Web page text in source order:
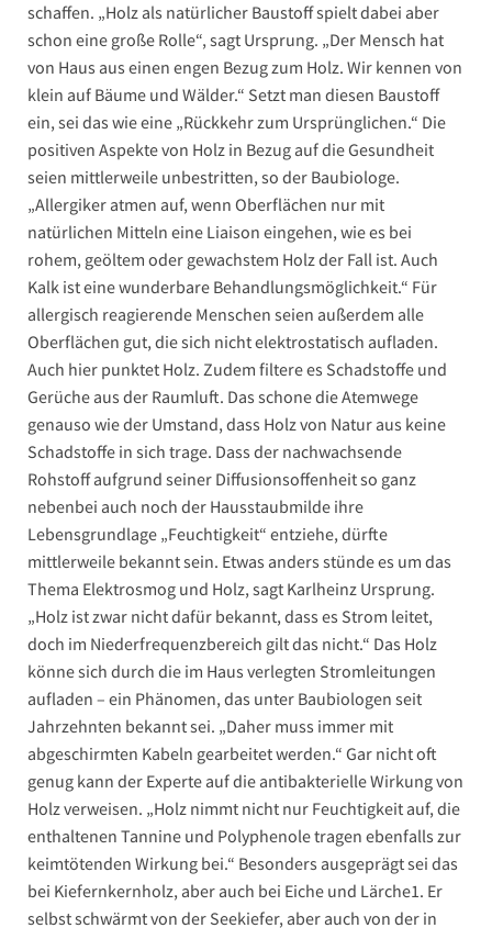
schaffen. „Holz als natürlicher Baustoff spielt dabei aber
schon eine große Rolle“, sagt Ursprung. „Der Mensch hat
von Haus aus einen engen Bezug zum Holz. Wir kennen von
klein auf Bäume und Wälder.“ Setzt man diesen Baustoff
ein, sei das wie eine „Rückkehr zum Ursprünglichen.“ Die
positiven Aspekte von Holz in Bezug auf die Gesundheit
seien mittlerweile unbestritten, so der Baubiologe.
„Allergiker atmen auf, wenn Oberflächen nur mit
natürlichen Mitteln eine Liaison eingehen, wie es bei
rohem, geöltem oder gewachstem Holz der Fall ist. Auch
Kalk ist eine wunderbare Behandlungsmöglichkeit.“ Für
allergisch reagierende Menschen seien außerdem alle
Oberflächen gut, die sich nicht elektrostatisch aufladen.
Auch hier punktet Holz. Zudem filtere es Schadstoffe und
Gerüche aus der Raumluft. Das schone die Atemwege
genauso wie der Umstand, dass Holz von Natur aus keine
Schadstoffe in sich trage. Dass der nachwachsende
Rohstoff ­aufgrund seiner Diffusionsoffenheit so ganz
nebenbei auch noch der Hausstaubmilde ihre
Lebensgrundlage „Feuchtigkeit“ entziehe, dürfte
mittlerweile bekannt sein. Etwas anders stünde es um das
Thema Elektrosmog und Holz, sagt Karlheinz Ursprung.
„Holz ist zwar nicht dafür bekannt, dass es Strom leitet,
doch im Niederfrequenzbereich gilt das nicht.“ Das Holz
könne sich durch die im Haus verlegten Stromleitungen
aufladen – ein Phänomen, das unter Baubiologen seit
Jahrzehnten bekannt sei. „Daher muss immer mit
abgeschirmten Kabeln gearbeitet werden.“ Gar nicht oft
genug kann der Experte auf die antibakterielle Wirkung von
Holz verweisen. „Holz nimmt nicht nur Feuchtigkeit auf, die
enthaltenen Tannine und Polyphenole tragen ebenfalls zur
keimtötenden Wirkung bei.“ Besonders ausgeprägt sei das
bei Kiefernkernholz, aber auch bei Eiche und Lärche1. Er
selbst schwärmt von der Seekiefer, aber auch von der in